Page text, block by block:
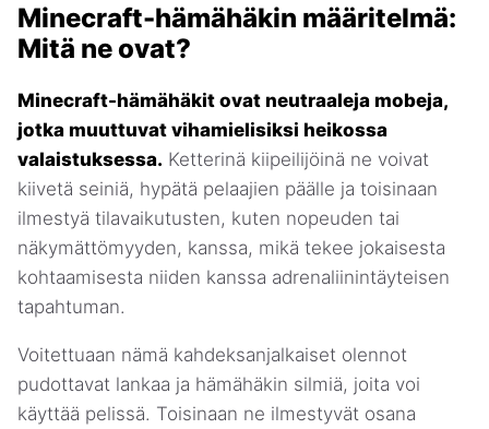
Minecraft-hämähäkin määritelmä:
Mitä ne ovat?
Minecraft-hämähäkit ovat neutraaleja mobeja,
jotka muuttuvat vihamielisiksi heikossa
valaistuksessa. Ketterinä kiipeilijöinä ne voivat
kiivetä seiniä, hypätä pelaajien päälle ja toisinaan
ilmestyä tilavaikutusten, kuten nopeuden tai
näkymättömyyden, kanssa, mikä tekee jokaisesta
kohtaamisesta niiden kanssa adrenaliinintäyteisen
tapahtuman.
Voitettuaan nämä kahdeksanjalkaiset olennot
pudottavat lankaa ja hämähäkin silmiä, joita voi
käyttää pelissä. Toisinaan ne ilmestyvät osana